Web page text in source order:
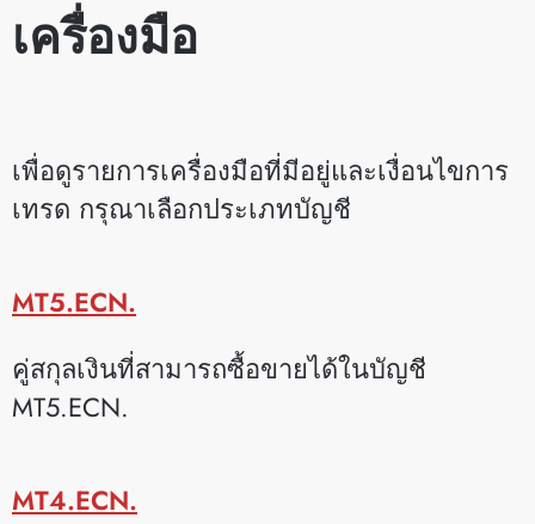
เครื่องมือ
เพื่อดูรายการเครื่องมือที่มีอยู่และเงื่อนไขการ
เทรด กรุณาเลือกประเภทบัญชี
MT5.ECN.
คู่สกุลเงินที่สามารถซื้อขายได้ในบัญชี
MT5.ECN.
MT4.ECN.